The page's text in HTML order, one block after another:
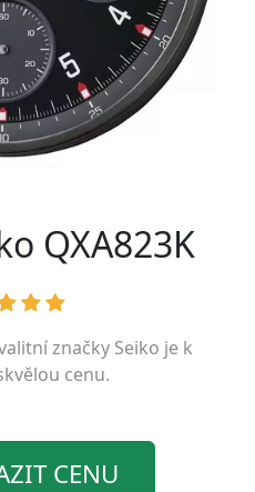
QXA823K
značky Seiko je k
cenu.
CENU